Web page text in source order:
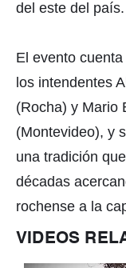
del este del país.
El evento
los intendentes
(Rocha) y Mario
(Montevideo), y
una tradición
décadas
rochense a la
VIDEOS